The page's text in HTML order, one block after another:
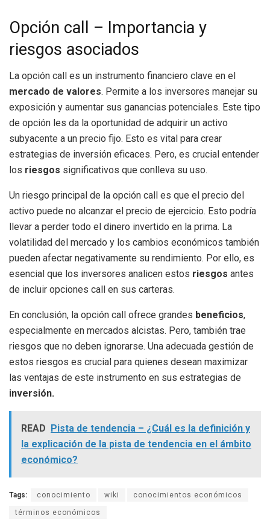
Opción call – Importancia y
riesgos asociados
La opción call es un instrumento financiero clave en el
mercado de valores. Permite a los inversores manejar su
exposición y aumentar sus ganancias potenciales. Este tipo
de opción les da la oportunidad de adquirir un activo
subyacente a un precio fijo. Esto es vital para crear
estrategias de inversión eficaces. Pero, es crucial entender
los riesgos significativos que conlleva su uso.
Un riesgo principal de la opción call es que el precio del
activo puede no alcanzar el precio de ejercicio. Esto podría
llevar a perder todo el dinero invertido en la prima. La
volatilidad del mercado y los cambios económicos también
pueden afectar negativamente su rendimiento. Por ello, es
esencial que los inversores analicen estos riesgos antes
de incluir opciones call en sus carteras.
En conclusión, la opción call ofrece grandes beneficios,
especialmente en mercados alcistas. Pero, también trae
riesgos que no deben ignorarse. Una adecuada gestión de
estos riesgos es crucial para quienes desean maximizar
las ventajas de este instrumento en sus estrategias de
inversión.
READ
Pista de tendencia – ¿Cuál es la definición y
la explicación de la pista de tendencia en el ámbito
económico?
Tags: conocimiento wiki conocimientos económicos
términos económicos